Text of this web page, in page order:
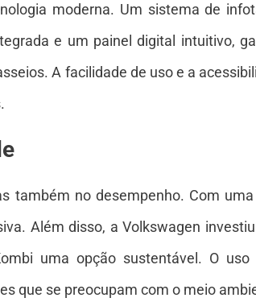
moderna. Um sistema de
e um painel digital intuitivo,
A facilidade de uso e a
também no desempenho. Com
Além disso, a Volkswagen
uma opção sustentável. O
que se preocupam com o meio